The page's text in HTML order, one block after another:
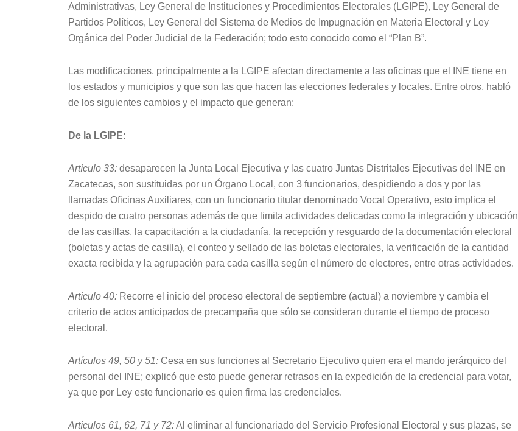
Administrativas, Ley General de Instituciones y Procedimientos Electorales (LGIPE), Ley General de
Partidos Políticos, Ley General del Sistema de Medios de Impugnación en Materia Electoral y Ley
Orgánica del Poder Judicial de la Federación; todo esto conocido como el “Plan B”.
Las modificaciones, principalmente a la LGIPE afectan directamente a las oficinas que el INE tiene en
los estados y municipios y que son las que hacen las elecciones federales y locales. Entre otros, habló
de los siguientes cambios y el impacto que generan:
De la LGIPE:
Artículo 33: desaparecen la Junta Local Ejecutiva y las cuatro Juntas Distritales Ejecutivas del INE en
Zacatecas, son sustituidas por un Órgano Local, con 3 funcionarios, despidiendo a dos y por las
llamadas Oficinas Auxiliares, con un funcionario titular denominado Vocal Operativo, esto implica el
despido de cuatro personas además de que limita actividades delicadas como la integración y ubicación
de las casillas, la capacitación a la ciudadanía, la recepción y resguardo de la documentación electoral
(boletas y actas de casilla), el conteo y sellado de las boletas electorales, la verificación de la cantidad
exacta recibida y la agrupación para cada casilla según el número de electores, entre otras actividades.
Artículo 40: Recorre el inicio del proceso electoral de septiembre (actual) a noviembre y cambia el
criterio de actos anticipados de precampaña que sólo se consideran durante el tiempo de proceso
electoral.
Artículos 49, 50 y 51: Cesa en sus funciones al Secretario Ejecutivo quien era el mando jerárquico del
personal del INE; explicó que esto puede generar retrasos en la expedición de la credencial para votar,
ya que por Ley este funcionario es quien firma las credenciales.
Artículos 61, 62, 71 y 72:Al eliminar al funcionariado del Servicio Profesional Electoral y sus plazas, se